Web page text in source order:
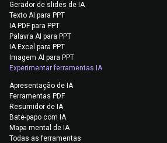
Gerador de slides de IA
Texto AI para PPT
IA PDF para PPT
Palavra AI para PPT
IA Excel para PPT
Imagem AI para PPT
Experimentar ferramentas IA
Apresentação de IA
Ferramentas PDF
Resumidor de IA
Bate-papo com IA
Mapa mental de IA
Todas as ferramentas